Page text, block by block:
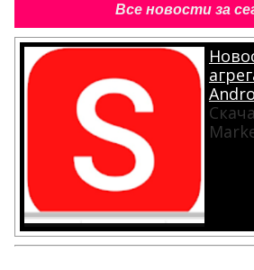
Все новости за